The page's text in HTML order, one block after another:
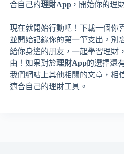
合自己的理財App ，開始你的理
現在就開始行動吧！下載一個你
並開始記錄你的第一筆支出。別
給你身邊的朋友，一起學習理財
由！如果對於理財App的選擇還
我們網站上其他相關的文章，相
適合自己的理財工具。